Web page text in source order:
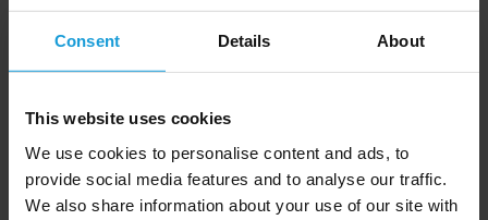
Consent Details About
This website uses cookies
We use cookies to personalise content and ads, to
provide social media features and to analyse our traffic.
We also share information about your use of our site with
Duidelijk overzicht van uw tegoed
Tegoed is onbeperkt houdbaar